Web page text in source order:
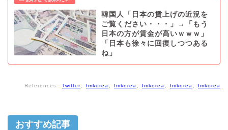
韓国人「日本の賃上げの近況を
ご覧ください・・・」→「もう
日本の方が賃金が高いｗｗｗ」
「日本も徐々に回復しつつある
ね」
References： Twitter fmkorea fmkorea fmkorea fmkorea fmkorea
おすすめ記事